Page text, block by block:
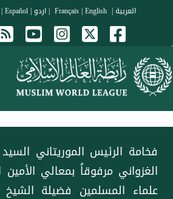
تجاوز إلى المحتوى الرئيسي
العربية|
|English
| اردو|
|Español
‏فخامة الرئيس الموريتاني
الغزواني مرفوقاً بمعالي